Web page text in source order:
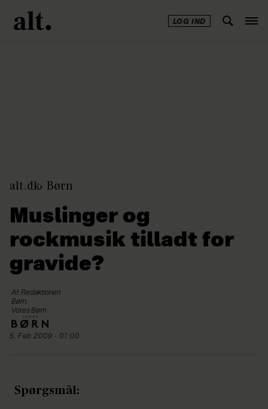
LOG IND
alt.dk Børn
Muslinger og
rockmusik tilladt for
gravide?
Af: Redaktionen
Børn
Vores Børn
5. Feb 2009 - 01:00
Spørgsmål: